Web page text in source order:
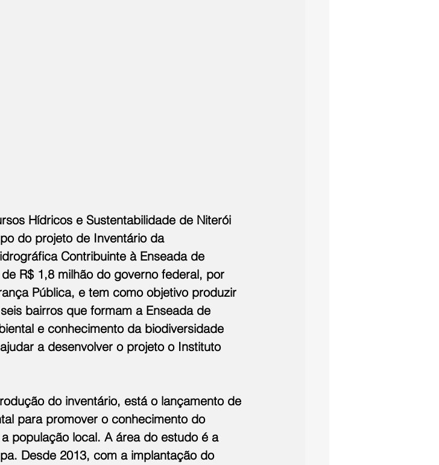
Hídricos e Sustentabilidade de Niterói
do projeto de Inventário da
Contribuinte à Enseada de
R$ 1,8 milhão do governo federal, por
Pública, e tem como objetivo produzir
bairros que formam a Enseada de
e conhecimento da biodiversidade
a desenvolver o projeto o Instituto
do inventário, está o lançamento de
para promover o conhecimento do
população local. A área do estudo é a
Desde 2013, com a implantação do